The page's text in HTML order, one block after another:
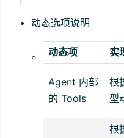
动态选项说明
动态项 实
Agent 内部
的 Tools
根
型
根